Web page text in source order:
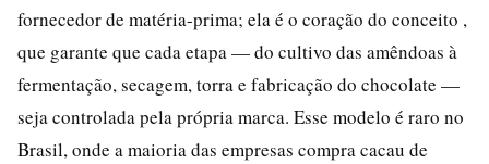
fornecedor de matéria-prima; ela é o coração do conceito ,
que garante que cada etapa — do cultivo das amêndoas à
fermentação, secagem, torra e fabricação do chocolate —
seja controlada pela própria marca. Esse modelo é raro no
Brasil, onde a maioria das empresas compra cacau de